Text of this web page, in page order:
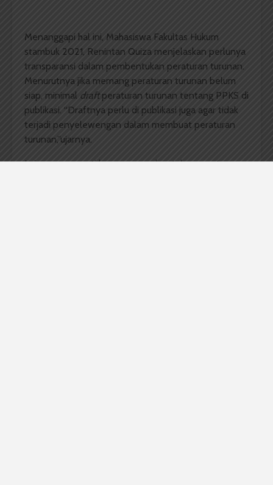
Menanggapi hal ini, Mahasiswa Fakultas Hukum
stambuk 2021, Renintan Quiza menjelaskan perlunya
transparansi dalam pembentukan peraturan turunan.
Menurutnya jika memang peraturan turunan belum
siap, minimal draftperaturan turunan tentang PPKS di
publikasi. “Draftnya perlu di publikasi juga agar tidak
terjadi penyelewengan dalam membuat peraturan
turunan,”ujarnya.
Ia juga menyoroti lamanya pembentukan peraturan